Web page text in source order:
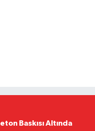
Baskısı Altında